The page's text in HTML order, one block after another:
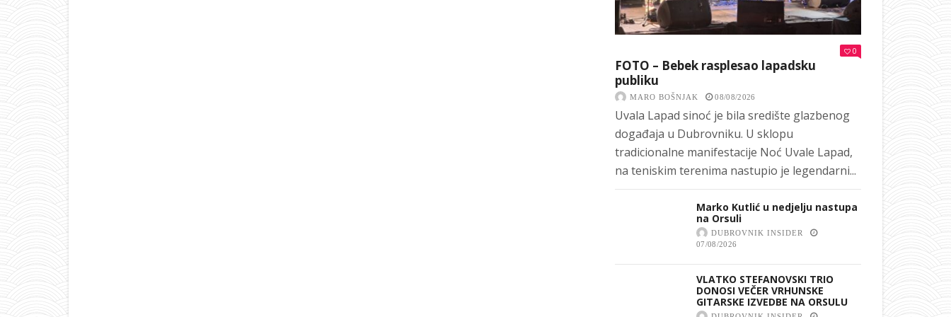
0
FOTO – Bebek rasplesao lapadsku
publiku
MARO BOŠNJAK 08/08/2026
Uvala Lapad sinoć je bila središte glazbenog
događaja u Dubrovniku. U sklopu
tradicionalne manifestacije Noć Uvale Lapad,
na teniskim terenima nastupio je legendarni...
Marko Kutlić u nedjelju nastupa
na Orsuli
DUBROVNIK INSIDER
07/08/2026
VLATKO STEFANOVSKI TRIO
DONOSI VEČER VRHUNSKE
GITARSKE IZVEDBE NA ORSULU